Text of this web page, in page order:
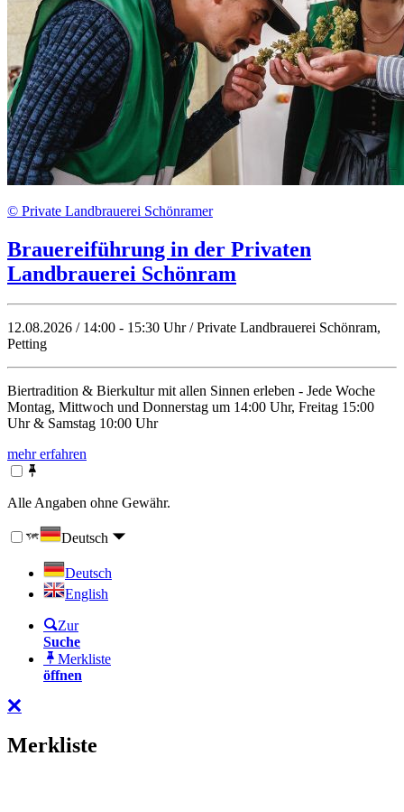
© Private Landbrauerei Schönramer
Brauereiführung in der Privaten
Landbrauerei Schönram
12.08.2026 / 14:00 - 15:30 Uhr / Private Landbrauerei Schönram,
Petting
Biertradition & Bierkultur mit allen Sinnen erleben - Jede Woche
Montag, Mittwoch und Donnerstag um 14:00 Uhr, Freitag 15:00
Uhr & Samstag 10:00 Uhr
mehr erfahren
Alle Angaben ohne Gewähr.
Deutsch
Deutsch
English
Zur
Suche
Merkliste
öffnen
Merkliste